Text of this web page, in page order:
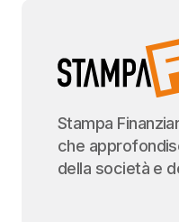
Stampa
che
della società e